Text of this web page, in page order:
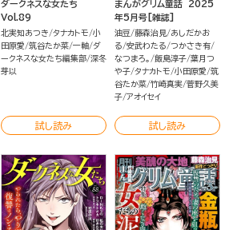
ダークネスな女たち
Vol.89
北実知あつき タナカトモ 小
田原愛 筑谷たか菜 一軸 ダ
ークネスな女たち編集部 深冬
芽以
試し読み
まんがグリム童話 2025
年5月号[雑誌]
油豆 藤森治見 あしだかお
る 安武わたる つかさき有
なつまろ。
飯島淳子 葉月つ
や子 タナカトモ 小田原愛 筑
谷たか菜 竹崎真実 菅野久美
子 アオイセイ
試し読み